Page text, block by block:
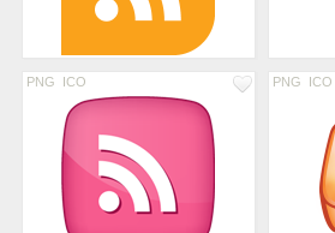
PNG ICO PNG ICO